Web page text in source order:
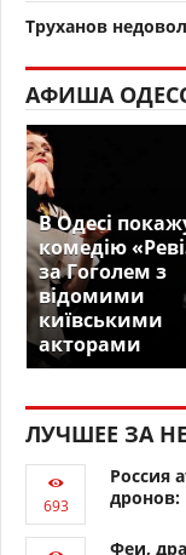
Труханов
АФИША
В Одесі
комедію
за Гоголем з
відомими
київськими
акторами
ЛУЧШЕЕ ЗА
Россия
Феи,